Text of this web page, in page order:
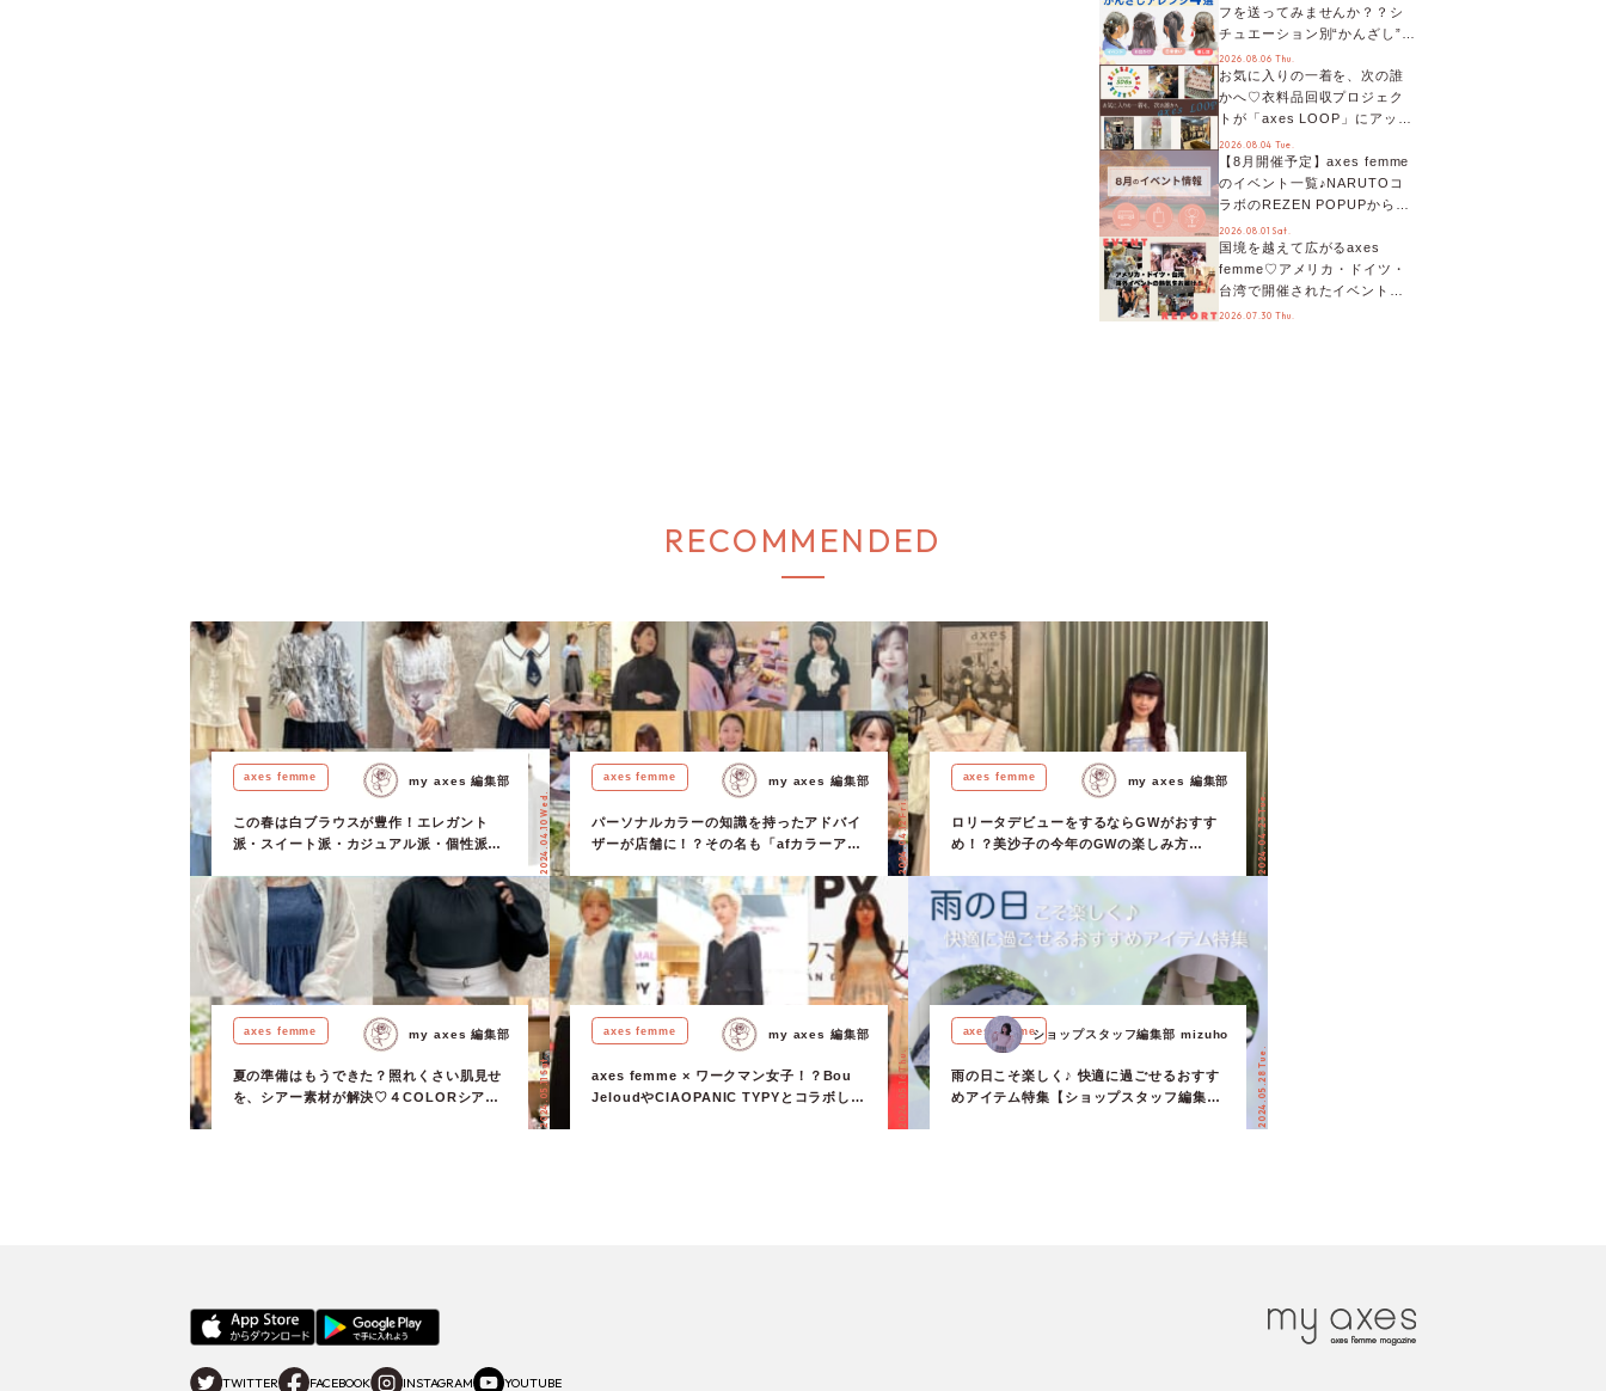
RECOMMENDED
axes femme
この春は白ブラウスが豊作！エレガント
派・スイート派・カジュアル派・個性派を
2024.04.10 Wed.
my axes 編集部 axes femme
パーソナルカラーの知識を持ったアドバイ
ザーが店舗に！？その名も「afカラーアド
2024.04.12 Fri.
my axes 編集部 axes femme
ロリータデビューをするならGWがおすす
め！？美沙子の今年のGWの楽しみ方
2024.04.23 Tue.
my axes 編集部
axes femme
夏の準備はもうできた？照れくさい肌見せ
を、シアー素材が解決♡４COLORシアー
2024.05.11 Sat.
my axes 編集部 axes femme
axes femme × ワークマン女子！？Bou
JeloudやCIAOPANIC TYPYとコラボした
2024.05.16 Thu.
my axes 編集部 axes femme
雨の日こそ楽しく♪ 快適に過ごせるおすす
めアイテム特集【ショップスタッフ編集
2024.05.28 Tue.
ショップスタッフ編集部 mizuho
フを送ってみませんか？？シ
チュエーション別“かんざし”の
オススメ【ショップスタッフ
編集部】
2026.08.06 Thu.
お気に入りの一着を、次の誰
かへ♡衣料品回収プロジェク
トが「axes LOOP」にアップ
デート！活用するとポイント
が手に入る◎
2026.08.04 Tue.
【8月開催予定】axes femme
のイベント一覧♪NARUTOコ
ラボのREZEN POPUPから、
プチYour Stage.、ティーパー
ティまで！8月の特別なイベン
トをチェック◎
2026.08.01 Sat.
国境を越えて広がるaxes
femme♡アメリカ・ドイツ・
台湾で開催されたイベントを
お届け！美沙子さんからのコ
2026.07.30 Thu.
TWITTER FACEBOOK INSTAGRAM YOUTUBE